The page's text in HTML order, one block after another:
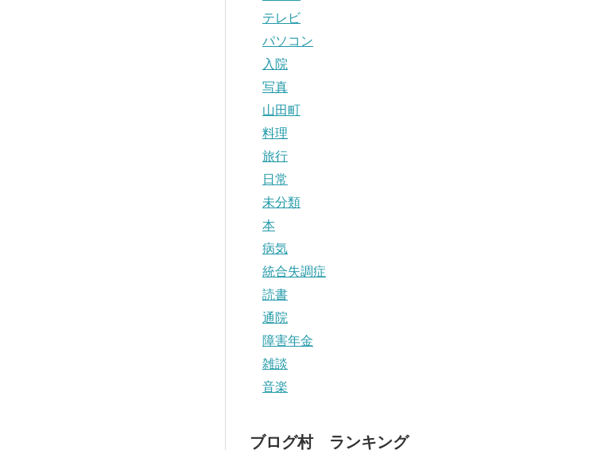
テレビ
パソコン
入院
写真
山田町
料理
旅行
日常
未分類
本
病気
統合失調症
読書
通院
障害年金
雑談
音楽
ブログ村 ランキング